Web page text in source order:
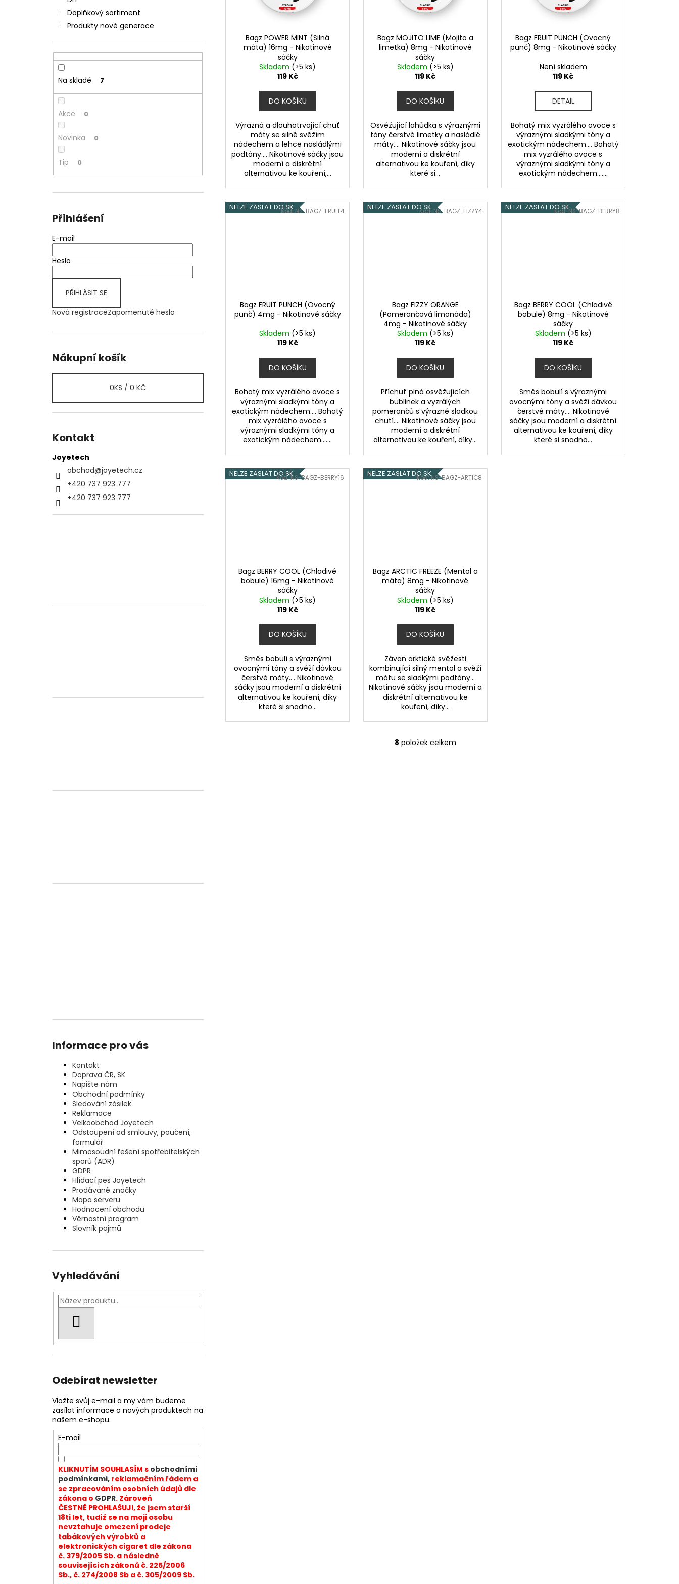
Doplňkový sortiment
Produkty nové generace
Na skladě 7
Akce 0
Novinka 0
Tip 0
Přihlášení
E-mail
Heslo
PŘIHLÁSIT SE
Nová registraceZapomenuté heslo
Nákupní košík
0KS / 0 KČ
Kontakt
Joyetech
obchod@joyetech.cz
+420 737 923 777
+420 737 923 777
Informace pro vás
Kontakt
Doprava ČR, SK
Napište nám
Obchodní podmínky
Sledování zásilek
Reklamace
Velkoobchod Joyetech
Odstoupení od smlouvy, poučení,
formulář
Mimosoudní řešení spotřebitelských
sporů (ADR)
GDPR
Hlídací pes Joyetech
Prodávané značky
Mapa serveru
Hodnocení obchodu
Věrnostní program
Slovník pojmů
Vyhledávání
Odebírat newsletter
Vložte svůj e-mail a my vám budeme
zasílat informace o nových produktech na
našem e-shopu.
E-mail
KLIKNUTÍM SOUHLASÍM s obchodními
podmínkami,reklamačním řádem a
se zpracováním osobních údajů dle
zákona o GDPR. Zároveň
ČESTNĚ PROHLAŠUJI, že jsem starší
18ti let, tudíž se na moji osobu
nevztahuje omezení prodeje
tabákových výrobků a
elektronických cigaret dle zákona
č. 379/2005 Sb. a následně
souvisejících zákonů č. 225/2006
Sb., č. 274/2008 Sb a č. 305/2009 Sb.
Bagz POWER MINT (Silná
máta) 16mg - Nikotinové
sáčky
Skladem (>5 ks)
119 Kč
DO KOŠÍKU
Výrazná a dlouhotrvající chuť
máty se silně svěžím
nádechem a lehce nasládlými
podtóny.... Nikotinové sáčky jsou
moderní a diskrétní
alternativou ke kouření,...
Bagz MOJITO LIME (Mojito a
limetka) 8mg - Nikotinové
sáčky
Skladem (>5 ks)
119 Kč
DO KOŠÍKU
Osvěžující lahůdka s výraznými
tóny čerstvé limetky a nasládlé
máty.... Nikotinové sáčky jsou
moderní a diskrétní
alternativou ke kouření, díky
které si...
Bagz FRUIT PUNCH (Ovocný
punč) 8mg - Nikotinové sáčky
Není skladem
119 Kč
DETAIL
Bohatý mix vyzrálého ovoce s
výraznými sladkými tóny a
exotickým nádechem.... Bohatý
mix vyzrálého ovoce s
výraznými sladkými tóny a
exotickým nádechem.......
NELZE ZASLAT DO SK
Bagz FRUIT PUNCH (Ovocný
punč) 4mg - Nikotinové sáčky
Skladem (>5 ks)
119 Kč
DO KOŠÍKU
Bohatý mix vyzrálého ovoce s
výraznými sladkými tóny a
exotickým nádechem.... Bohatý
mix vyzrálého ovoce s
výraznými sladkými tóny a
exotickým nádechem.......
Kód:NS-BAGZ-FRUIT4 NELZE ZASLAT DO SK
Bagz FIZZY ORANGE
(Pomerančová limonáda)
4mg - Nikotinové sáčky
Skladem (>5 ks)
119 Kč
DO KOŠÍKU
Příchuť plná osvěžujících
bublinek a vyzrálých
pomerančů s výrazně sladkou
chutí.... Nikotinové sáčky jsou
moderní a diskrétní
alternativou ke kouření, díky...
Kód:NS-BAGZ-FIZZY4 NELZE ZASLAT DO SK
Bagz BERRY COOL (Chladivé
bobule) 8mg - Nikotinové
sáčky
Skladem (>5 ks)
119 Kč
DO KOŠÍKU
Směs bobulí s výraznými
ovocnými tóny a svěží dávkou
čerstvé máty.... Nikotinové
sáčky jsou moderní a diskrétní
alternativou ke kouření, díky
které si snadno...
Kód:NS-BAGZ-BERRY8
NELZE ZASLAT DO SK
Bagz BERRY COOL (Chladivé
bobule) 16mg - Nikotinové
sáčky
Skladem (>5 ks)
119 Kč
DO KOŠÍKU
Směs bobulí s výraznými
ovocnými tóny a svěží dávkou
čerstvé máty.... Nikotinové
sáčky jsou moderní a diskrétní
alternativou ke kouření, díky
které si snadno...
Kód:NS-BAGZ-BERRY16 NELZE ZASLAT DO SK
Bagz ARCTIC FREEZE (Mentol a
máta) 8mg - Nikotinové
sáčky
Skladem (>5 ks)
119 Kč
DO KOŠÍKU
Závan arktické svěžesti
kombinující silný mentol a svěží
mátu se sladkými podtóny...
Nikotinové sáčky jsou moderní a
diskrétní alternativou ke
kouření, díky...
Kód:NS-BAGZ-ARTIC8
O
8 položek celkem
JOYETECH BF SS316 ATOMIZER 0,6OHM
57 Kč
LIQUID DEKANG PINEAPPLE 10ML - 11MG ELF BAR ELFA POD - PŘEDNAPLNĚNÁ
CARTRIDGE - WATERMELON - 20MG -
189 Kč
Původně:225 Kč